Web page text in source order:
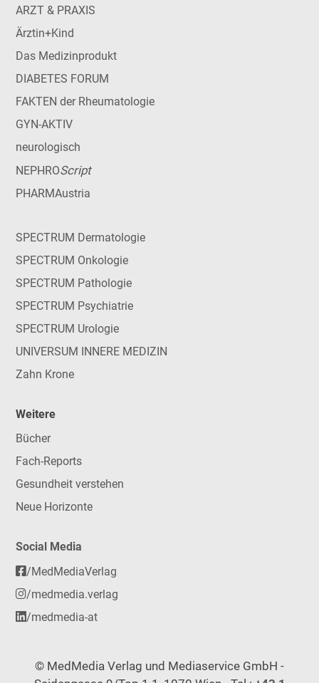
ARZT & PRAXIS
Ärztin+Kind
Das Medizinprodukt
DIABETES FORUM
FAKTEN der Rheumatologie
GYN-AKTIV
neurologisch
NEPHROScript
PHARMAustria
SPECTRUM Dermatologie
SPECTRUM Onkologie
SPECTRUM Pathologie
SPECTRUM Psychiatrie
SPECTRUM Urologie
UNIVERSUM INNERE MEDIZIN
Zahn Krone
Weitere
Bücher
Fach-Reports
Gesundheit verstehen
Neue Horizonte
Social Media
/MedMediaVerlag
/medmedia.verlag
/medmedia-at
© MedMedia Verlag und Mediaservice GmbH -